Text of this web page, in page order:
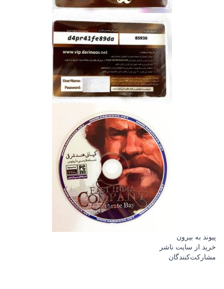
پیوند به بیرون
خرید از سایت ناشر
مشارکت‌کنندگان